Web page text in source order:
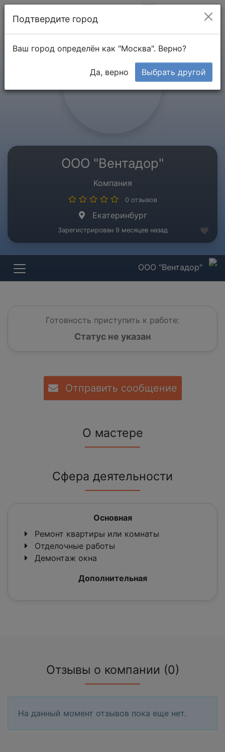
ООО "Вентадор"
Компания
0 отзывов
Екатеринбург
Зарегистрирован 9 месяцев назад
ООО "Вентадор"
Готовность приступить к работе:
Статус не указан
Отправить сообщение
О мастере
Сфера деятельности
Основная
Ремонт квартиры или комнаты
Отделочные работы
Демонтаж окна
Дополнительная
Отзывы о компании (0)
На данный момент отзывов пока еще нет.
Подтвердите город
Ваш город определён как "Москва". Верно?
Да, верно Выбрать другой